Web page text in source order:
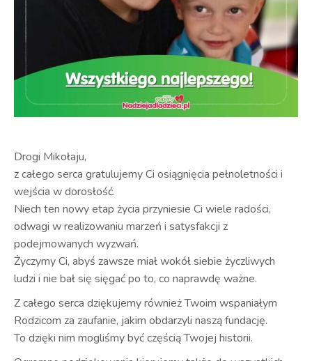
Drogi Mikołaju,
z całego serca gratulujemy Ci osiągnięcia pełnoletności i
wejścia w dorosłość.
Niech ten nowy etap życia przyniesie Ci wiele radości,
odwagi w realizowaniu marzeń i satysfakcji z
podejmowanych wyzwań.
Życzymy Ci, abyś zawsze miał wokół siebie życzliwych
ludzi i nie bał się sięgać po to, co naprawdę ważne.
Z całego serca dziękujemy również Twoim wspaniałym
Rodzicom za zaufanie, jakim obdarzyli naszą fundację.
To dzięki nim mogliśmy być częścią Twojej historii.